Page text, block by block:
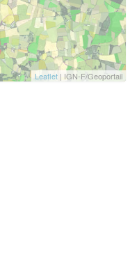
Leaflet | IGN-F/Geoportail